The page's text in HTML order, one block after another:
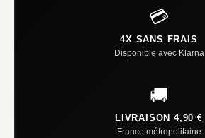
💳
4X SANS FRAIS
Disponible avec Klarna
🚚
LIVRAISON 4,90 €
France métropolitaine